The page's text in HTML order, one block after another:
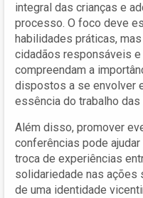
integral das crianças e
processo. O foco deve
habilidades práticas,
cidadãos responsáveis
compreendam a
dispostos a se envolver
essência do trabalho das
Além disso, promover
conferências pode
troca de experiências
solidariedade nas ações
de uma identidade